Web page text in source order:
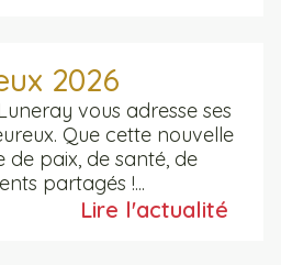
2026
vous adresse ses
Que cette nouvelle
de paix, de santé, de
partagés !...
Lire l'actualité